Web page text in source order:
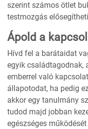
szerint számos ötlet
testmozgás
Ápold a
Hívd fel a barátaidat
egyik családtagodnak,
emberrel való
állapotodat, ha pedig
akkor egy tanulmány
tudod majd jobban
egészséges